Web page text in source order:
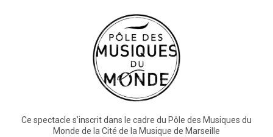
Ce spectacle s’inscrit dans le cadre du Pôle des Musiques du
Monde de la Cité de la Musique de Marseille